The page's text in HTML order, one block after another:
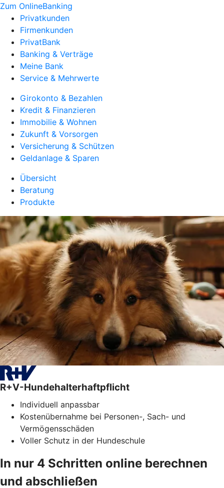
Zum OnlineBanking
Privatkunden
Firmenkunden
PrivatBank
Banking & Verträge
Meine Bank
Service & Mehrwerte
Girokonto & Bezahlen
Kredit & Finanzieren
Immobilie & Wohnen
Zukunft & Vorsorgen
Versicherung & Schützen
Geldanlage & Sparen
Übersicht
Beratung
Produkte
R+V-Hundehalterhaftpflicht
Individuell anpassbar
Kostenübernahme bei Personen-, Sach- und
Vermögensschäden
Voller Schutz in der Hundeschule
In nur 4 Schritten online berechnen
und abschließen